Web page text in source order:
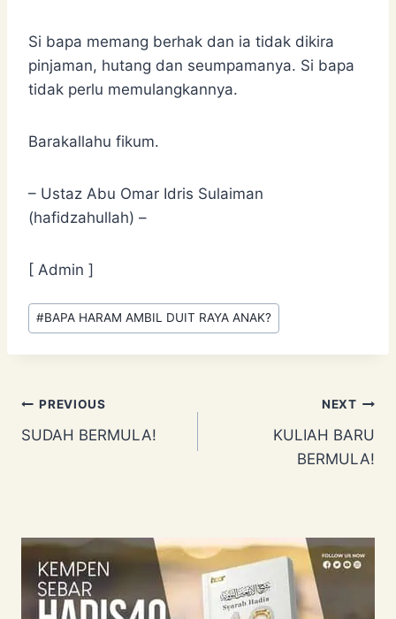
Si bapa memang berhak dan ia tidak dikira
pinjaman, hutang dan seumpamanya. Si bapa
tidak perlu memulangkannya.
Barakallahu fikum.
– Ustaz Abu Omar Idris Sulaiman
(hafidzahullah) –
[ Admin ]
Post
Tags:
#BAPA HARAM AMBIL DUIT RAYA ANAK?
Post
navigation
PREVIOUS
SUDAH BERMULA!
NEXT
KULIAH BARU
BERMULA!